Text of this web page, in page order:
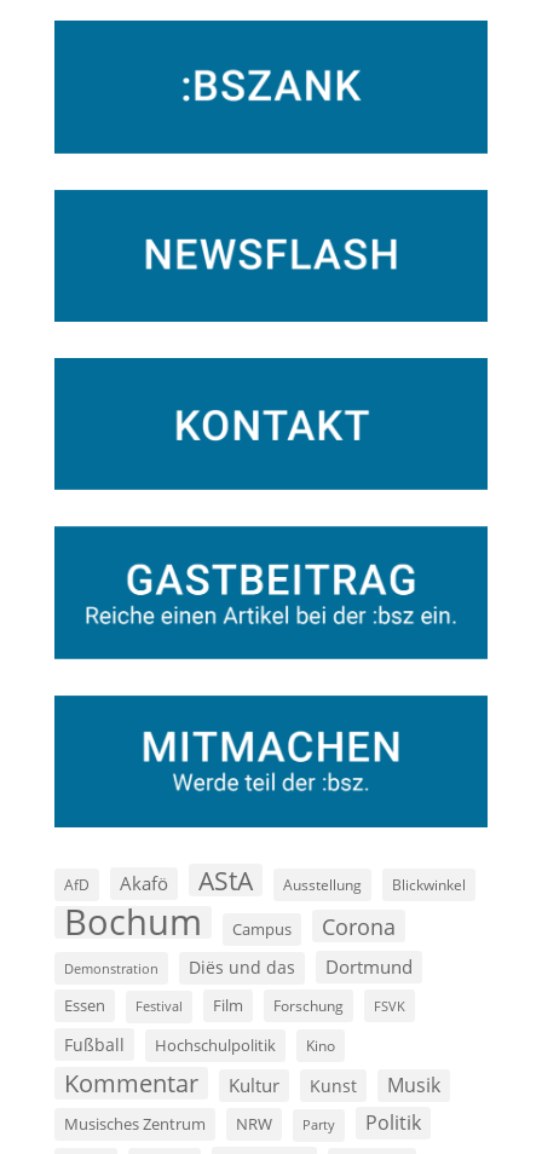
AfD Akafö AStA Ausstellung Blickwinkel
Bochum Campus Corona
Demonstration Diës und das Dortmund
Essen Festival Film Forschung FSVK
Fußball Hochschulpolitik Kino
Kommentar Kultur Kunst Musik
Musisches Zentrum NRW Party Politik